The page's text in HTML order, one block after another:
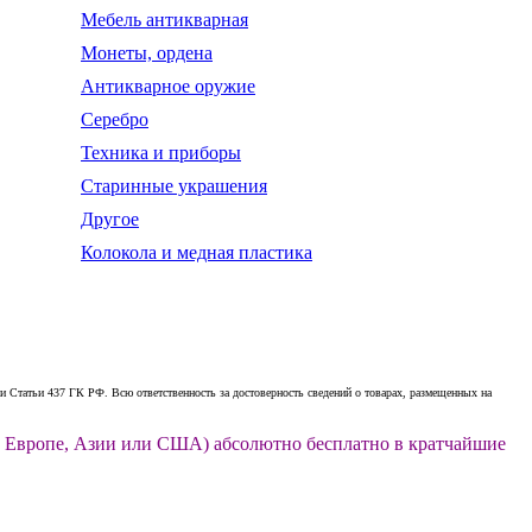
Мебель антикварная
Монеты, ордена
Антикварное оружие
Серебро
Техника и приборы
Старинные украшения
Другое
Колокола и медная пластика
437 ГК РФ. Всю ответственность за достоверность сведений о товарах, размещенных на
Европе, Азии или США) абсолютно бесплатно в кратчайшие